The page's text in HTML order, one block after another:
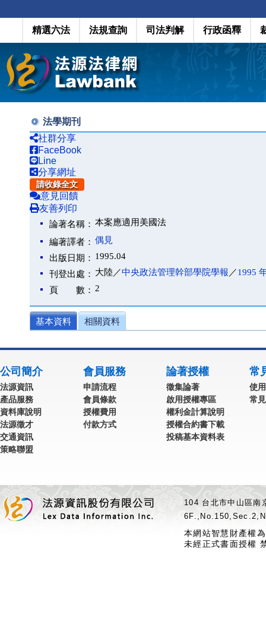
精選六法 法規查詢 司法判解 行政函釋
法學期刊
社群分享
FaceBook
Line
分享網址
請收錄全文
意見回饋
友善列印
論著名稱： 本案應適用美國法
編著譯者： 偶見
出版日期： 1995.04
刊登出處： 大陸／中央政法管理幹部學院學報 ／1995
頁 數： 2
基本資料 相關資料
公司簡介
法源資訊
產品服務
資料庫說明
法源徵才
交通資訊
策略聯盟
會員服務
申請流程
會員條款
授權費用
付款方式
論著授權
徵集論著
啟用授權專區
權利金計算說明
授權合約書下載
投稿基本資料表
常
使
常
104 台北市中山區
本網站智慧財產權
未經正式書面授權